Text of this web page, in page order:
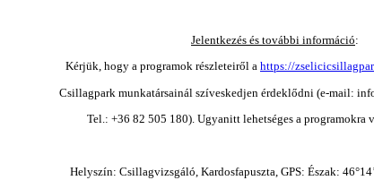
Jelentkezés és további információ:
Kérjük, hogy a programok részleteiről a https://
Csillagpark munkatársainál szíveskedjen érdeklődni (e-mail:
Tel.: +36 82 505 180). Ugyanitt lehetséges a programokra
Helyszín: Csillagvizsgáló, Kardosfapuszta, GPS: Észak: 46°